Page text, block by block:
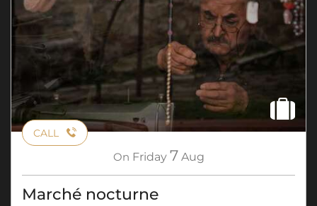
CALL
On Friday 7 Aug
Marché nocturne